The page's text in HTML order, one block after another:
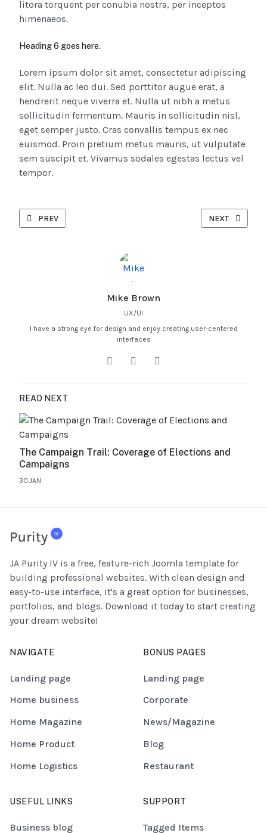
Mike Brown
UX/UI
I have a strong eye for design and enjoy creating user-centered
interfaces
READ NEXT
The Campaign Trail: Coverage of Elections and
Campaigns
30.JAN
litora torquent per conubia nostra, per inceptos
himenaeos.
Heading 6 goes here.
Lorem ipsum dolor sit amet, consectetur adipiscing
elit. Nulla ac leo dui. Sed porttitor augue erat, a
hendrerit neque viverra et. Nulla ut nibh a metus
sollicitudin fermentum. Mauris in sollicitudin nisl,
eget semper justo. Cras convallis tempus ex nec
euismod. Proin pretium metus mauris, ut vulputate
sem suscipit et. Vivamus sodales egestas lectus vel
tempor.
PREVIOUS ARTICLE: EXPERT COMMENTARY ON THE LATEST
PREV NEXT
NEXT
JA Purity IV is a free, feature-rich Joomla template for
building professional websites. With clean design and
easy-to-use interface, it's a great option for businesses,
portfolios, and blogs. Download it today to start creating
your dream website!
NAVIGATE
Landing page
Home business
Home Magazine
Home Product
Home Logistics
BONUS PAGES
Landing page
Corporate
News/Magazine
Blog
Restaurant
USEFUL LINKS
Business blog
SUPPORT
Tagged Items